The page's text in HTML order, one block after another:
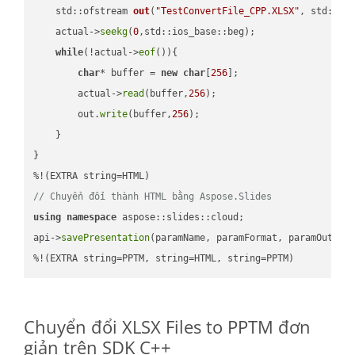
std::ofstream out( "TestConvertFile_CPP.XLSX" ,
    actual->
seekg(0,std::ios_base::beg);
while(!actual->eof()){
char* buffer = new char [256 ];
        actual->
read (buffer,256);
        out.
write(buffer,256);
    }
}
// Chuyển đổi thành HTML bằng Aspose.Slides
using namespace aspose::slides::cloud;
api->savePresentation(paramName, paramFormat,
%!(EXTRA string=PPTM, string=HTML, string=PPTM)
Chuyển đổi XLSX Files to PPTM đơn
giản trên SDK C++